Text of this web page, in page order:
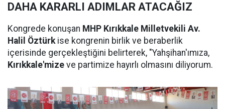
DAHA KARARLI ADIMLAR ATACAĞIZ
Kongrede konuşan MHP Kırıkkale Milletvekili Av.
Halil Öztürkise kongrenin birlik ve beraberlik
içerisinde gerçekleştiğini belirterek, "Yahşihan'ımıza,
Kırıkkale'mize ve partimize hayırlı olmasını diliyorum.